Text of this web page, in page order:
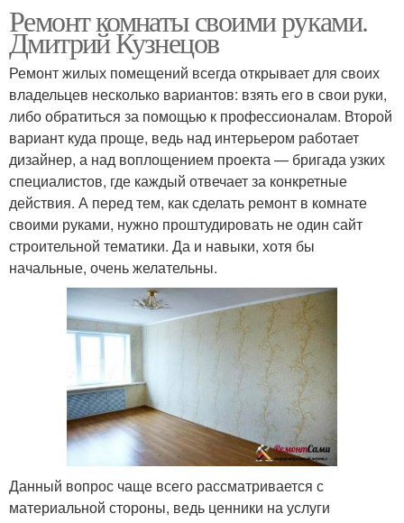
Ремонт комнаты своими руками.
Дмитрий Кузнецов
Ремонт жилых помещений всегда открывает для своих
владельцев несколько вариантов: взять его в свои руки,
либо обратиться за помощью к профессионалам. Второй
вариант куда проще, ведь над интерьером работает
дизайнер, а над воплощением проекта — бригада узких
специалистов, где каждый отвечает за конкретные
действия. А перед тем, как сделать ремонт в комнате
своими руками, нужно проштудировать не один сайт
строительной тематики. Да и навыки, хотя бы
начальные, очень желательны.
Данный вопрос чаще всего рассматривается с
материальной стороны, ведь ценники на услуги